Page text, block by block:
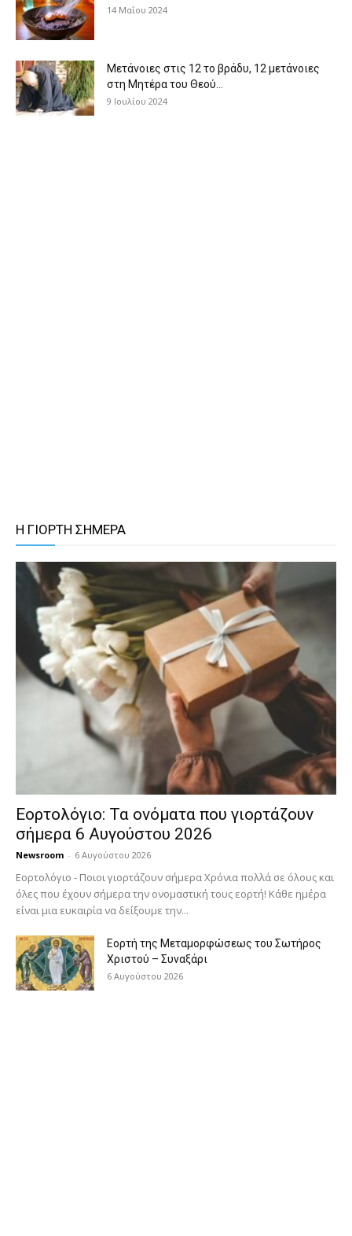
14 Μαΐου 2024
Μετάνοιες στις 12 το βράδυ, 12 μετάνοιες
στη Μητέρα του Θεού...
9 Ιουλίου 2024
Η ΓΙΟΡΤΗ ΣΗΜΕΡΑ
Εορτολόγιο: Τα ονόματα που γιορτάζουν
σήμερα 6 Αυγούστου 2026
Newsroom - 6 Αυγούστου 2026
Εορτολόγιο - Ποιοι γιορτάζουν σήμερα Χρόνια πολλά σε όλους και
όλες που έχουν σήμερα την ονομαστική τους εορτή! Κάθε ημέρα
είναι μια ευκαιρία να δείξουμε την...
Εορτή της Μεταμορφώσεως του Σωτήρος
Χριστού – Συναξάρι
6 Αυγούστου 2026